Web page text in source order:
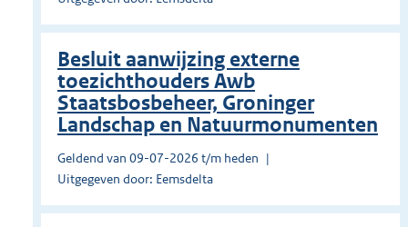
Besluit aanwijzing externe
toezichthouders Awb
Staatsbosbeheer, Groninger
Landschap en Natuurmonumenten
Geldend van 09-07-2026 t/m heden
Uitgegeven door: Eemsdelta